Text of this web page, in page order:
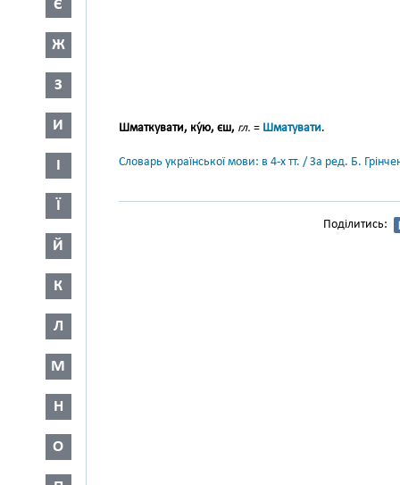
Є
Ж
З
И
І
Ї
Й
К
Л
М
Н
О
Шматкувати, ку́ю, єш, гл. = Шматувати.
Словарь української мови: в 4-х тт. / За ред. Б.
Поділитись: